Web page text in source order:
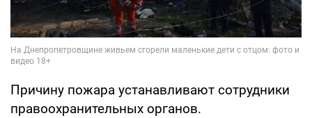
Причину пожара устанавливают сотрудники
правоохранительных органов.